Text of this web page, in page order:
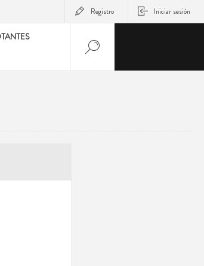
Registro Iniciar sesión